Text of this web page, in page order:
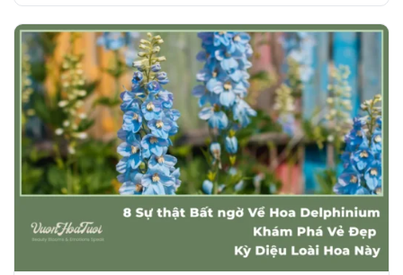
phải do hoa kém chất lượng mà do cách cắm và bảo
quản chưa đúng. Sau nhiều năm làm [...]